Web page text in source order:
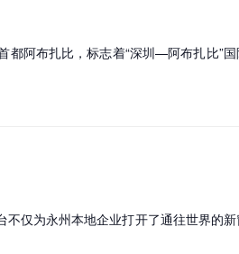
阿布扎比，标志着“深圳—阿布扎比”
仅为永州本地企业打开了通往世界的